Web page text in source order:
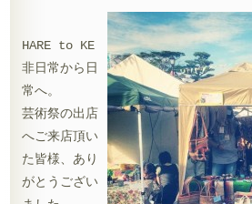
HARE to KE
非日常から日
常へ。
芸術祭の出店
へご来店頂い
た皆様、あり
がとうござい